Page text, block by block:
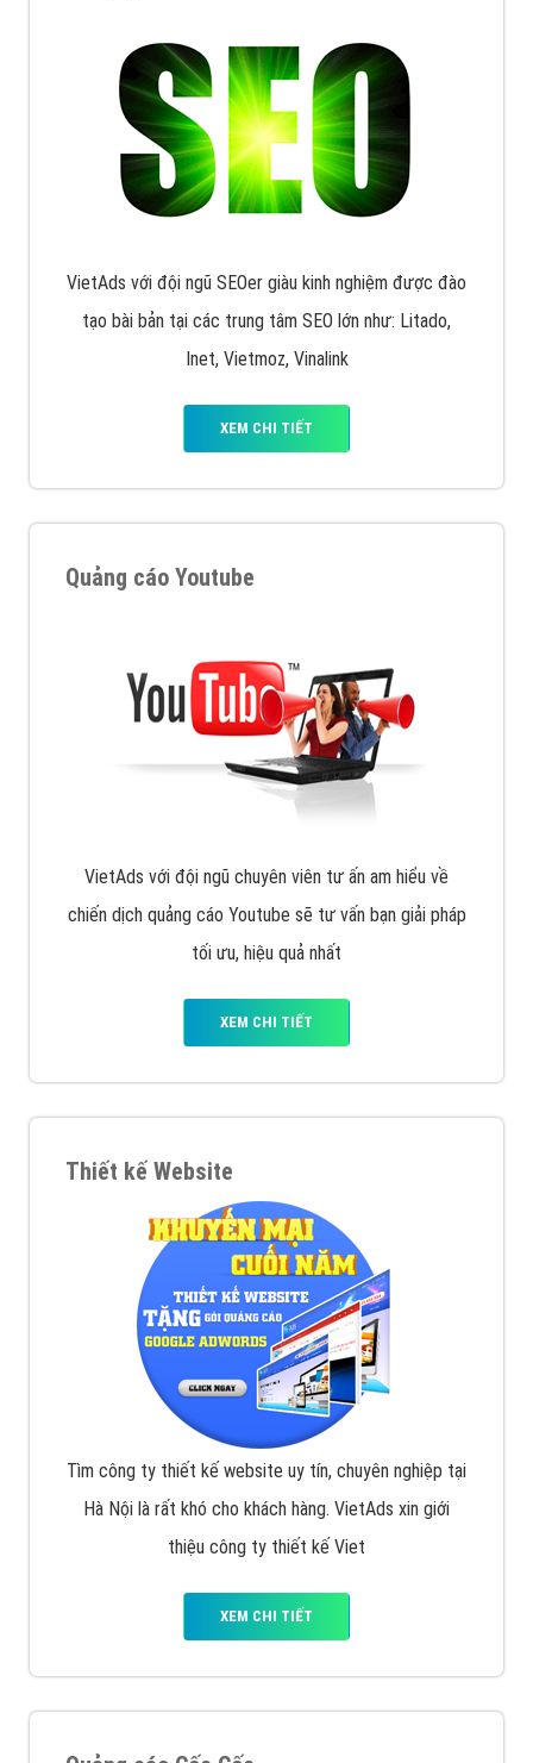
VietAds với đội ngũ SEOer giàu kinh nghiệm được đào
tạo bài bản tại các trung tâm SEO lớn như: Litado,
Inet, Vietmoz, Vinalink
XEM CHI TIẾT
Quảng cáo Youtube
VietAds với đội ngũ chuyên viên tư ấn am hiểu về
chiến dịch quảng cáo Youtube sẽ tư vấn bạn giải pháp
tối ưu, hiệu quả nhất
XEM CHI TIẾT
Thiết kế Website
Tìm công ty thiết kế website uy tín, chuyên nghiệp tại
Hà Nội là rất khó cho khách hàng. VietAds xin giới
thiệu công ty thiết kế Viet
XEM CHI TIẾT